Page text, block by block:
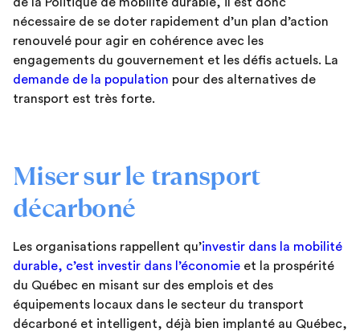
nécessaire de se doter rapidement d’un plan d’action
renouvelé pour agir en cohérence avec les
engagements du gouvernement et les défis actuels. La
demande de la population pour des alternatives de
transport est très forte.
Miser sur le transport
décarboné
Les organisations rappellent qu’investir dans la mobilité
durable, c’est investir dans l’économie et la prospérité
du Québec en misant sur des emplois et des
équipements locaux dans le secteur du transport
décarboné et intelligent, déjà bien implanté au Québec,